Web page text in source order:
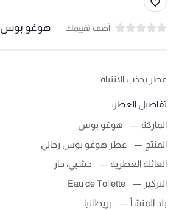
أضف تقييمك هوغو بوس
عطر يجذب الانتباه
تفاصيل العطر:
الماركة
هوغو بوس
المنتج
عطر هوغو بوس رجالي
العائلة العطرية
خشبي، حار
التركيز
Eau de Toilette
بلد المنشأ
بريطانيا